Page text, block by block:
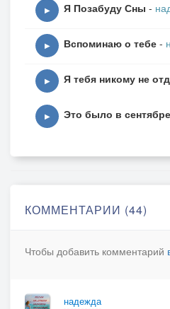
В Бабье Лето, что
Счастье близко было это.
Припев:
Бабье лето заманило.
Сердце стрункой
Листья желтые бросала,
▶ Я Позабуду Сны -
▶ Вспоминаю о тебе -
▶ Я тебя никому не
▶ Это было в сентябре
КОММЕНТАРИИ (44)
Чтобы добавить комментарий
надежда